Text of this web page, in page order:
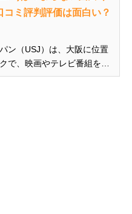
コミ評判評価は面白い？
ン（USJ）は、大阪に位置
で、映画やテレビ番組をテ
です。このパークは、ハリ